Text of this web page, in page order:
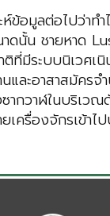
ห์ข้อมูลต่อไปว่าท
าดนั้น ชายหาด
ที่มีระบบนิเวศเ
นและอาสาสมัคร
กวาฬในบริเวณ
เครื่องจักรเข้าไ